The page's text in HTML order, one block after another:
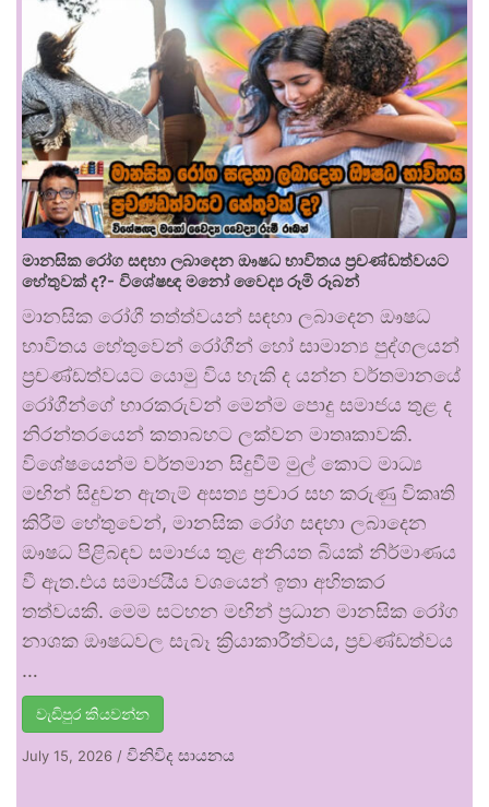
මානසික රෝග සඳහා ලබාදෙන ඖෂධ භාවිතය ප්‍රචණ්ඩත්වයට
හේතුවක් ද?- විශේෂඥ මනෝ වෛද්‍ය රූමි රූබන්
මානසික රෝගී තත්ත්වයන් සඳහා ලබාදෙන ඖෂධ
භාවිතය හේතුවෙන් රෝගීන් හෝ සාමාන්‍ය පුද්ගලයන්
ප්‍රචණ්ඩත්වයට යොමු විය හැකි ද යන්න වර්තමානයේ
රෝගීන්ගේ භාරකරුවන් මෙන්ම පොදු සමාජය තුළ ද
නිරන්තරයෙන් කතාබහට ලක්වන මාතෘකාවකි.
විශේෂයෙන්ම වර්තමාන සිදුවීම් මුල් කොට මාධ්‍ය
මඟින් සිදුවන ඇතැම් අසත්‍ය ප්‍රචාර සහ කරුණු විකෘති
කිරීම් හේතුවෙන්, මානසික රෝග සඳහා ලබාදෙන
ඖෂධ පිළිබඳව සමාජය තුළ අනියත බියක් නිර්මාණය
වී ඇත.එය සමාජයීය වශයෙන් ඉතා අහිතකර
තත්වයකි. මෙම සටහන මඟින් ප්‍රධාන මානසික රෝග
නාශක ඖෂධවල සැබෑ ක්‍රියාකාරීත්වය, ප්‍රචණ්ඩත්වය
…
වැඩිපුර කියවන්න
July 15, 2026 / විනිවිද සායනය